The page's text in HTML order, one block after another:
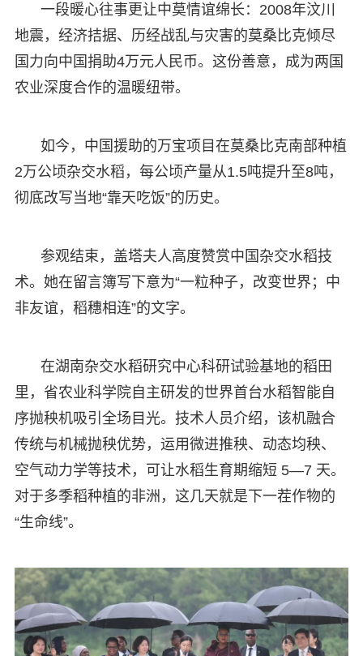
一段暖心往事更让中莫情谊绵长：2008年汶川
地震，经济拮据、历经战乱与灾害的莫桑比克倾尽
国力向中国捐助4万元人民币。这份善意，成为两国
农业深度合作的温暖纽带。
如今，中国援助的万宝项目在莫桑比克南部种植
2万公顷杂交水稻，每公顷产量从1.5吨提升至8吨，
彻底改写当地“靠天吃饭”的历史。
参观结束，盖塔夫人高度赞赏中国杂交水稻技
术。她在留言簿写下意为“一粒种子，改变世界；中
非友谊，稻穗相连”的文字。
在湖南杂交水稻研究中心科研试验基地的稻田
里，省农业科学院自主研发的世界首台水稻智能自
序抛秧机吸引全场目光。技术人员介绍，该机融合
传统与机械抛秧优势，运用微进推秧、动态均秧、
空气动力学等技术，可让水稻生育期缩短 5—7 天。
对于多季稻种植的非洲，这几天就是下一茬作物的
“生命线”。